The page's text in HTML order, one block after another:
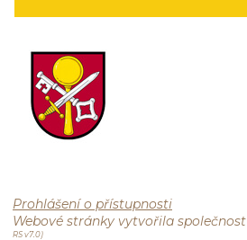
Prohlášení o přístupnosti
Webové stránky vytvořila společnost
RS v7.0)